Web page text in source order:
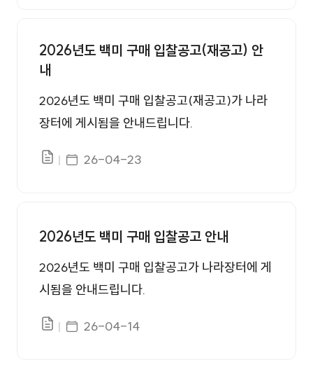
2026년도 백미 구매 입찰공고(재공고) 안
내
2026년도 백미 구매 입찰공고(재공고)가 나라
장터에 게시됨을 안내드립니다.
파일있음게시일자
26-04-23
2026년도 백미 구매 입찰공고 안내
2026년도 백미 구매 입찰공고가 나라장터에 게
시됨을 안내드립니다.
파일있음게시일자
26-04-14